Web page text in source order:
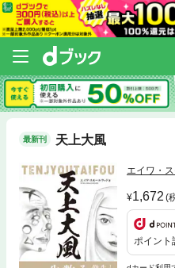
最新刊 天上大風
エイワ・
1,672 (
ポイント